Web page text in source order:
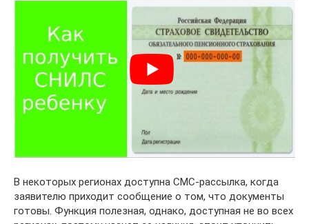
В некоторых регионах доступна СМС-рассылка, когда
заявителю приходит сообщение о том, что документы
готовы. Функция полезная, однако, доступная не во всех